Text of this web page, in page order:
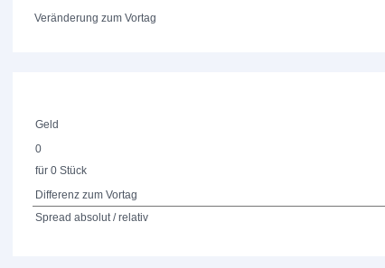
Veränderung zum Vortag
Geld
0
für 0 Stück
Differenz zum Vortag
Spread absolut / relativ